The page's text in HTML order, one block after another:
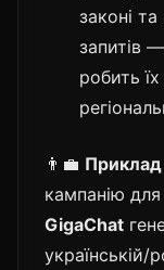
законі
запитів
робить
👨‍💼 Приклад
кампанію
GigaChat
українській/